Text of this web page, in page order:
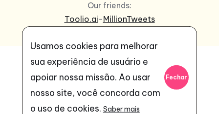
Our friends:
Toolio.ai-MillionTweets
Usamos cookies para melhorar
sua experiência de usuário e
apoiar nossa missão. Ao usar
nosso site, você concorda com
o uso de cookies. Saber mais
Fechar